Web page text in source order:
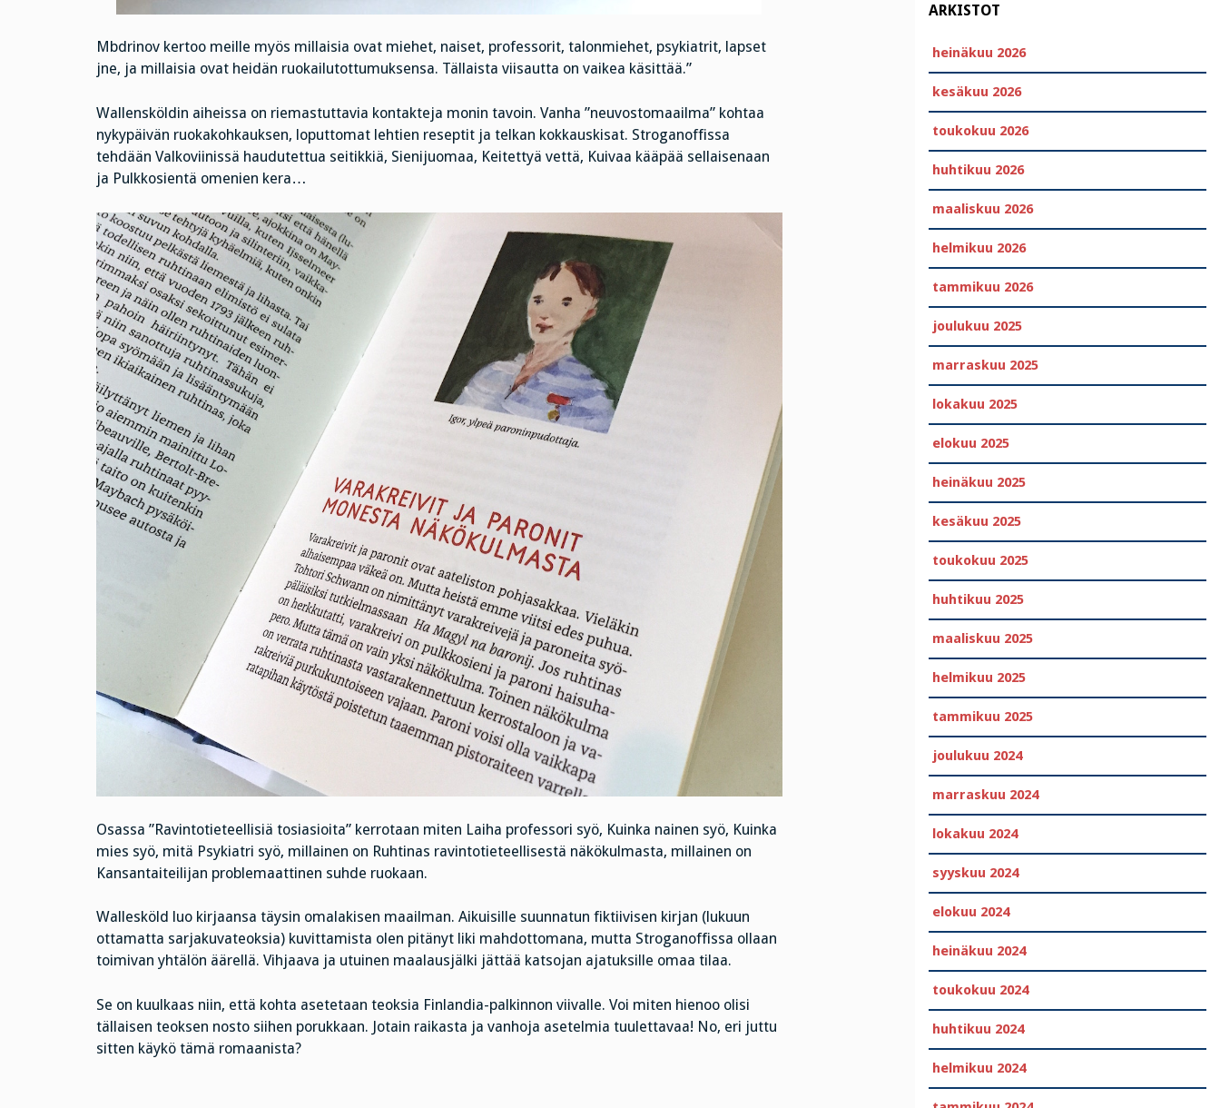
Mbdrinov kertoo meille myös millaisia ovat miehet, naiset, professorit, talonmiehet, psykiatrit, lapset
jne, ja millaisia ovat heidän ruokailutottumuksensa. Tällaista viisautta on vaikea käsittää.”
Wallensköldin aiheissa on riemastuttavia kontakteja monin tavoin. Vanha ”neuvostomaailma” kohtaa
nykypäivän ruokakohkauksen, loputtomat lehtien reseptit ja telkan kokkauskisat. Stroganoffissa
tehdään Valkoviinissä haudutettua seitikkiä, Sienijuomaa, Keitettyä vettä, Kuivaa kääpää sellaisenaan
ja Pulkkosientä omenien kera…
Osassa ”Ravintotieteellisiä tosiasioita” kerrotaan miten Laiha professori syö, Kuinka nainen syö, Kuinka
mies syö, mitä Psykiatri syö, millainen on Ruhtinas ravintotieteellisestä näkökulmasta, millainen on
Kansantaiteilijan problemaattinen suhde ruokaan.
Wallesköld luo kirjaansa täysin omalakisen maailman. Aikuisille suunnatun fiktiivisen kirjan (lukuun
ottamatta sarjakuvateoksia) kuvittamista olen pitänyt liki mahdottomana, mutta Stroganoffissa ollaan
toimivan yhtälön äärellä. Vihjaava ja utuinen maalausjälki jättää katsojan ajatuksille omaa tilaa.
Se on kuulkaas niin, että kohta asetetaan teoksia Finlandia-palkinnon viivalle. Voi miten hienoo olisi
tällaisen teoksen nosto siihen porukkaan. Jotain raikasta ja vanhoja asetelmia tuulettavaa! No, eri juttu
sitten käykö tämä romaanista?
ARKISTOT
heinäkuu 2026
kesäkuu 2026
toukokuu 2026
huhtikuu 2026
maaliskuu 2026
helmikuu 2026
tammikuu 2026
joulukuu 2025
marraskuu 2025
lokakuu 2025
elokuu 2025
heinäkuu 2025
kesäkuu 2025
toukokuu 2025
huhtikuu 2025
maaliskuu 2025
helmikuu 2025
tammikuu 2025
joulukuu 2024
marraskuu 2024
lokakuu 2024
syyskuu 2024
elokuu 2024
heinäkuu 2024
toukokuu 2024
huhtikuu 2024
helmikuu 2024